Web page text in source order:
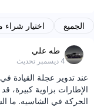
الجميع اختيار شراء
طه علي
4 ديسمبر تحديث
الإطارات بزاوية
الحركة في الشاسيه. ما